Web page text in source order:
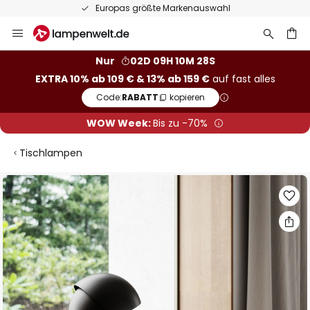
Europas größte Markenauswahl
Inhalt
Nur
02D 09H 10M 27S
EXTRA 10% ab 109 € & 13% ab 159 €auf fast alles
Code:RABATT kopieren
WOW Week:Bis zu -70%
Tischlampen
Zum
Ende
der
Bildgalerie
springen